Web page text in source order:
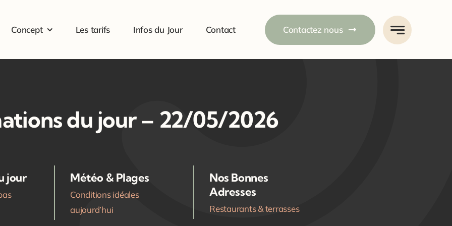
Concept Les tarifs Infos du Jour Contact Contactez nous
du jour – 22/05/2026
jour Météo & Plages
Conditions idéales
aujourd’hui
Nos Bonnes
Adresses
Restaurants & terrasses